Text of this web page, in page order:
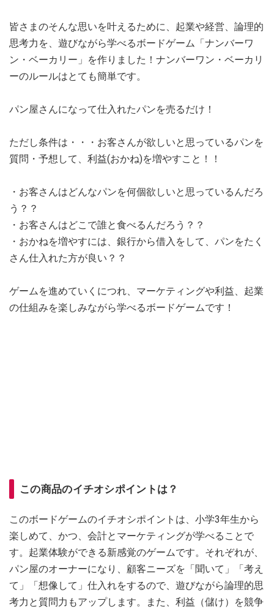
皆さまのそんな思いを叶えるために、起業や経営、論理的
思考力を、遊びながら学べるボードゲーム「ナンバーワ
ン・ベーカリー」を作りました！ナンバーワン・ベーカリ
ーのルールはとても簡単です。
パン屋さんになって仕入れたパンを売るだけ！
ただし条件は・・・お客さんが欲しいと思っているパンを
質問・予想して、利益(おかね)を増やすこと！！
・お客さんはどんなパンを何個欲しいと思っているんだろ
う？？
・お客さんはどこで誰と食べるんだろう？？
・おかねを増やすには、銀行から借入をして、パンをたく
さん仕入れた方が良い？？
ゲームを進めていくにつれ、マーケティングや利益、起業
の仕組みを楽しみながら学べるボードゲームです！
この商品のイチオシポイントは？
このボードゲームのイチオシポイントは、小学3年生から
楽しめて、かつ、会計とマーケティングが学べることで
す。起業体験ができる新感覚のゲームです。それぞれが、
パン屋のオーナーになり、顧客ニーズを「聞いて」「考え
て」「想像して」仕入れをするので、遊びながら論理的思
考力と質問力もアップします。また、利益（儲け）を競争